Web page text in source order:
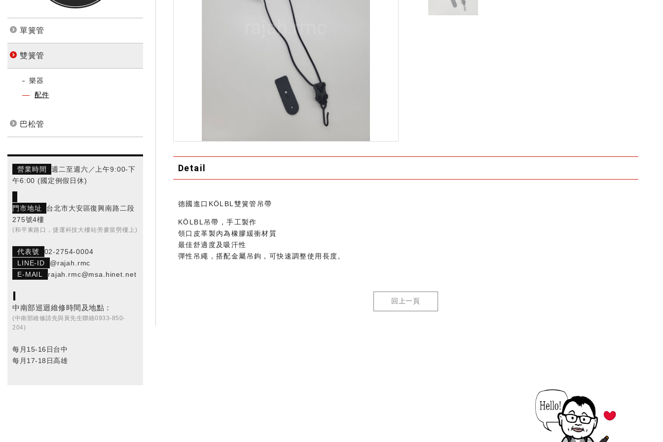
單簧管
雙簧管
樂器
配件
巴松管
營業時間
週二至週六／上午9:00-下
午6:00 (國定例假日休)
門市地址
台北市大安區復興南路二段
275號4樓
(和平東路口，捷運科技大樓站旁麥當勞樓上)
代表號
02-2754-0004
LINE-ID
@rajah.rmc
E-MAIL
rajah.rmc@msa.hinet.net
中南部巡迴維修時間及地點：
(中南部維修請先與黃先生聯絡0933-850-
204)
每月15-16日台中
每月17-18日高雄
Detail
德國進口KӦLBL雙簧管吊帶
KӦLBL吊帶，手工製作
領口皮革製內為橡膠緩衝材質
最佳舒適度及吸汗性
彈性吊繩，搭配金屬吊鉤，可快速調整使用長度。
回上一頁